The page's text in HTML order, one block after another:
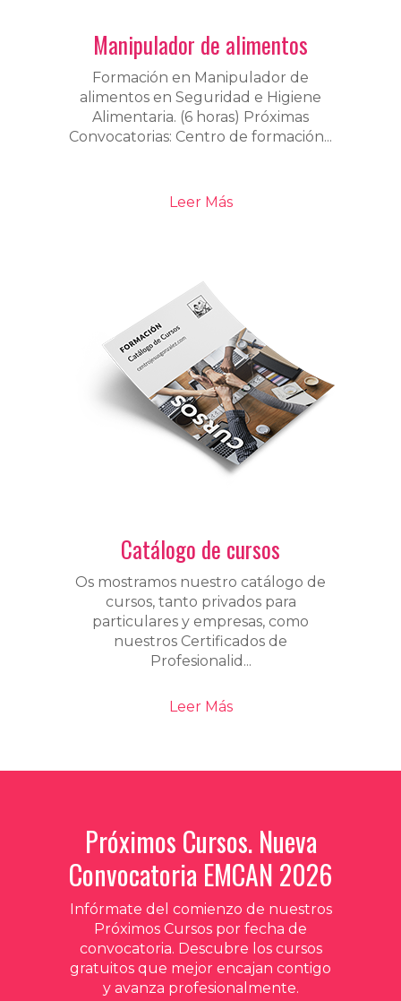
Manipulador de alimentos
Formación en Manipulador de
alimentos en Seguridad e Higiene
Alimentaria. (6 horas) Próximas
Convocatorias: Centro de formación...
Leer Más
Catálogo de cursos
Os mostramos nuestro catálogo de
cursos, tanto privados para
particulares y empresas, como
nuestros Certificados de
Profesionalid...
Leer Más
Próximos Cursos. Nueva
Convocatoria EMCAN 2026
Infórmate del comienzo de nuestros
Próximos Cursos por fecha de
convocatoria. Descubre los cursos
gratuitos que mejor encajan contigo
y avanza profesionalmente.